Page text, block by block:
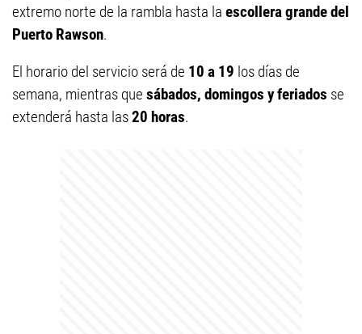
extremo norte de la rambla hasta la escollera grande del
Puerto Rawson.
El horario del servicio será de 10 a 19 los días de
semana, mientras que sábados, domingos y feriados se
extenderá hasta las20 horas.